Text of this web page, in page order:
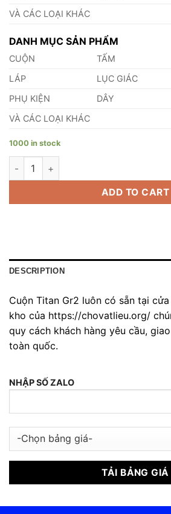
VÀ CÁC LOẠI KHÁC
DANH MỤC SẢN PHẨM
CUỘN TẤM
LÁP
LỤC GIÁC
PHỤ KIỆN
DÂY
VÀ CÁC LOẠI KHÁC
1000 in stock
Cuộn Titan Gr2 quantity
ADD TO CART
DESCRIPTION
Cuộn Titan Gr2 luôn có sẵn tại
kho của https://chovatlieu.org/
quy cách khách hàng yêu cầu,
toàn quốc.
NHẬP SỐ ZALO